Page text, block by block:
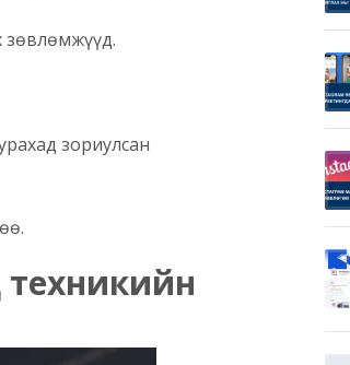
зөвлөмжүүд.
зориулсан